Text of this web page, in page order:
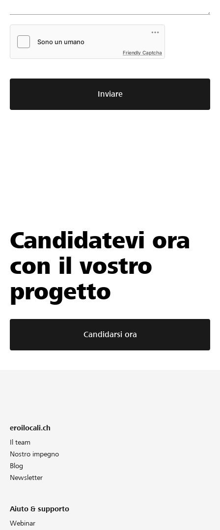
Friendly Captcha
Inviare
Candidatevi ora
con il vostro
progetto
Candidarsi ora
eroilocali.ch
Il team
Nostro impegno
Blog
Newsletter
Aiuto & supporto
Webinar